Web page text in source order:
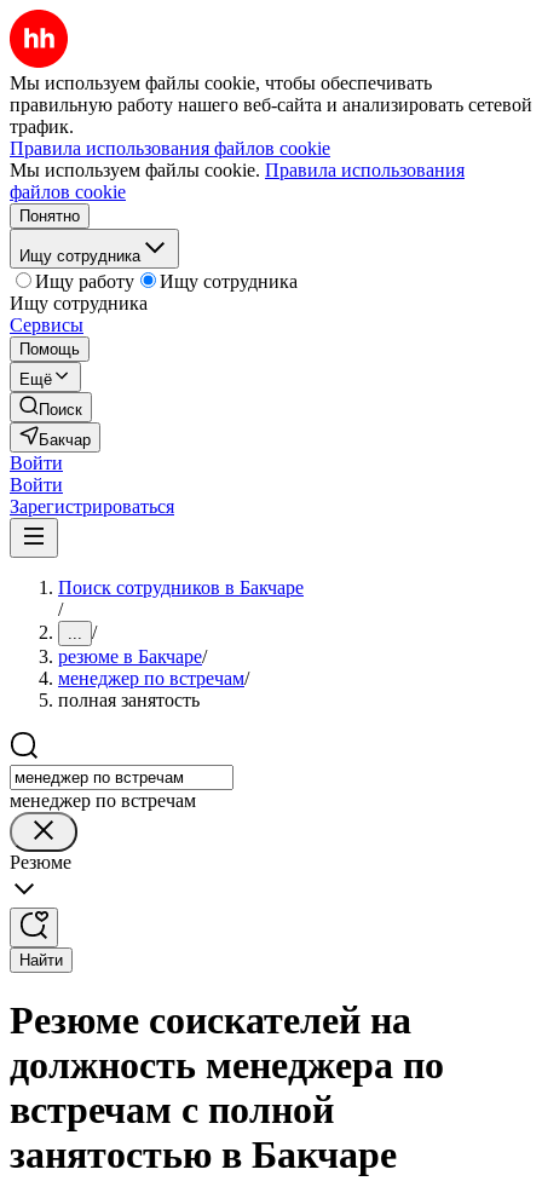
Мы используем файлы cookie, чтобы обеспечивать
правильную работу нашего веб-сайта и анализировать сетевой
трафик.
Правила использования файлов cookie
Мы используем файлы cookie. Правила использования
файлов cookie
Понятно
Ищу сотрудника
Ищу работу
Ищу сотрудника
Ищу сотрудника
Сервисы
Помощь
Ещё
Поиск
Бакчар
Войти
Войти
Зарегистрироваться
Поиск сотрудников в Бакчаре
/
... /
резюме в Бакчаре/
менеджер по встречам/
полная занятость
менеджер по встречам
Резюме
Найти
Резюме соискателей на
должность менеджера по
встречам с полной
занятостью в Бакчаре